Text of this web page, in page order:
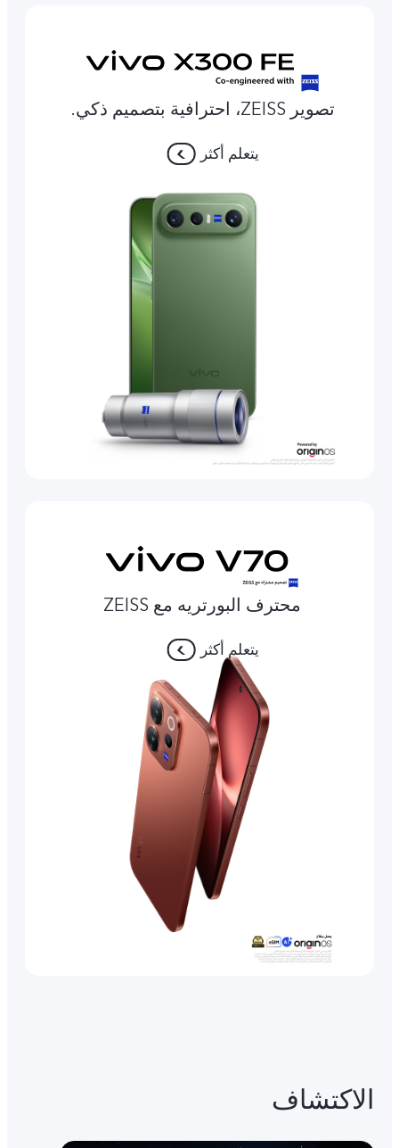
تصوير ZEISS، احترافية بتصميم ذكي.
يتعلم أكثر
محترف البورتريه مع ZEISS
يتعلم أكثر
الاكتشاف